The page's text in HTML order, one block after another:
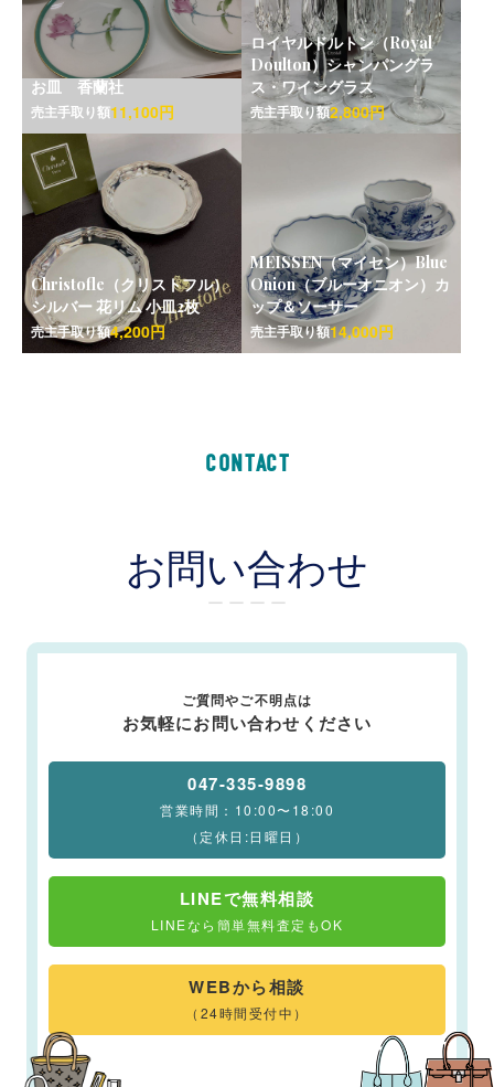
お皿 香蘭社
売主手取り額11,100円
ロイヤルドルトン（Royal
Doulton）シャンパングラ
ス・ワイングラス
売主手取り額2,800円
Christofle（クリストフル）
シルバー 花リム 小皿2枚
売主手取り額4,200円
MEISSEN（マイセン）Blue
Onion（ブルーオニオン）カ
ップ＆ソーサー
売主手取り額14,000円
CONTACT
お問い合わせ
ー ー ー ー
ご質問やご不明点は
お気軽にお問い合わせください
047-335-9898
営業時間：10:00〜18:00
（定休日:日曜日）
LINEで無料相談
LINEなら簡単無料査定もOK
WEBから相談
（24時間受付中）